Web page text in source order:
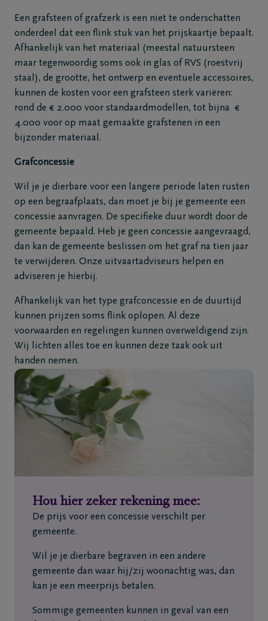
Een grafsteen of grafzerk is een niet te onderschatten
onderdeel dat een flink stuk van het prijskaartje bepaalt.
Afhankelijk van het materiaal (meestal natuursteen
maar tegenwoordig soms ook in glas of RVS (roestvrij
staal), de grootte, het ontwerp en eventuele accessoires,
kunnen de kosten voor een grafsteen sterk variëren:
rond de € 2.000 voor standaardmodellen, tot bijna €
4.000 voor op maat gemaakte grafstenen in een
bijzonder materiaal.
Grafconcessie
Wil je je dierbare voor een langere periode laten rusten
op een begraafplaats, dan moet je bij je gemeente een
concessie aanvragen. De specifieke duur wordt door de
gemeente bepaald. Heb je geen concessie aangevraagd,
dan kan de gemeente beslissen om het graf na tien jaar
te verwijderen. Onze uitvaartadviseurs helpen en
adviseren je hierbij.
Afhankelijk van het type grafconcessie en de duurtijd
kunnen prijzen soms flink oplopen. Al deze
voorwaarden en regelingen kunnen overweldigend zijn.
Wij lichten alles toe en kunnen deze taak ook uit
handen nemen.
Hou hier zeker rekening mee:
De prijs voor een concessie verschilt per
gemeente.
Wil je je dierbare begraven in een andere
gemeente dan waar hij/zij woonachtig was, dan
kan je een meerprijs betalen.
Sommige gemeenten kunnen in geval van een